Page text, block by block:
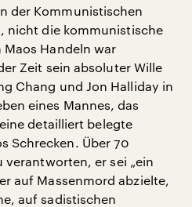
der Kommunistischen
nicht die kommunistische
Handeln war
Zeit sein absoluter Wille
Chang und Jon Halliday in
eines Mannes, das
detailliert belegte
Schrecken. Über 70
verantworten, er sei „ein
auf Massenmord abzielte,
auf sadistischen